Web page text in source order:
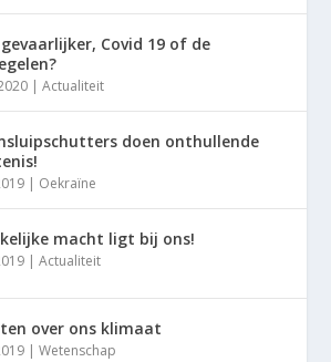
Covid 19 of de
|Actualiteit
doen onthullende
| Oekraïne
macht ligt bij ons!
|Actualiteit
over ons klimaat
|Wetenschap